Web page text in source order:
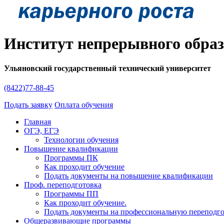
Институт непрерывного
Ульяновский государственный технический университет
(8422)77-88-45
Подать заявку Оплата обучения
Главная
ОГЭ, ЕГЭ
Технологии обучения
Повышение квалификации
Программы ПК
Как проходит обучение
Подать документы на повышение квалификации
Проф. переподготовка
Программы ПП
Как проходит обучение.
Подать документы на профессиональную
Общеразвивающие программы